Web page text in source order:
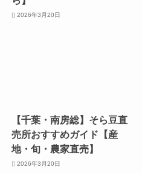
2026年3月20日
【千葉・南房総】そら豆直
売所おすすめガイド【産
地・旬・農家直売】
2026年3月20日